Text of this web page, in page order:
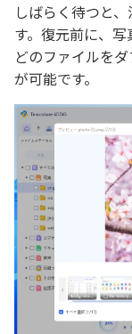
しばらく待つと
す。復元前に、
どのファイルを
が可能です。